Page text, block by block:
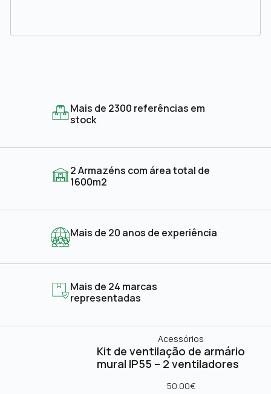
Mais de 2300 referências em
stock
2 Armazéns com área total de
1600m2
Mais de 20 anos de experiência
Mais de 24 marcas
representadas
Acessórios
Kit de ventilação de armário
mural IP55 – 2 ventiladores
50.00€